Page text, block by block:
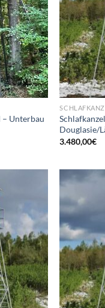
– Unterbau
Douglasie/
3.480,00€